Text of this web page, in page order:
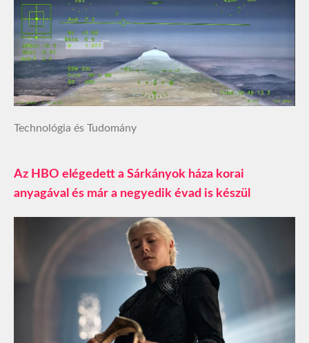
Technológia és Tudomány
Az HBO elégedett a Sárkányok háza korai
anyagával és már a negyedik évad is készül